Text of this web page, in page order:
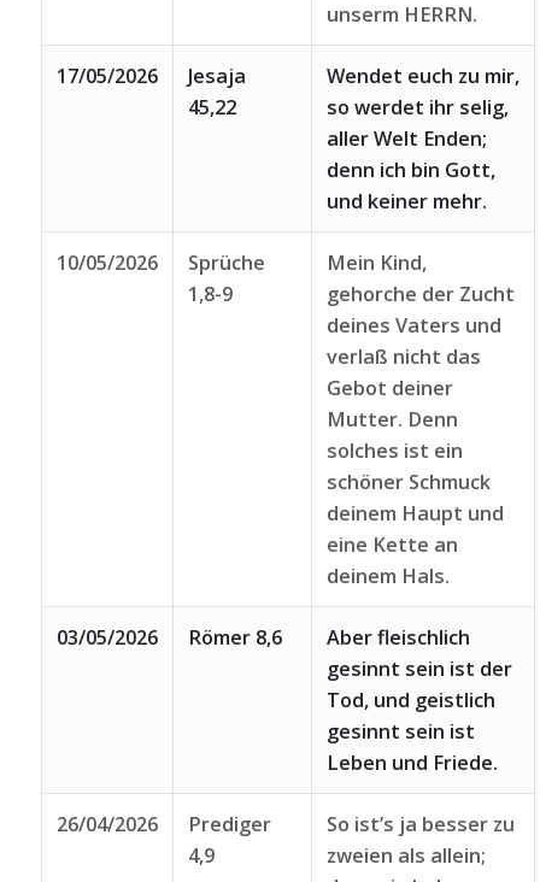
unserm HERRN.
17/05/2026
Jesaja
45,22
Wendet euch zu mir,
so werdet ihr selig,
aller Welt Enden;
denn ich bin Gott,
und keiner mehr.
10/05/2026
Sprüche
1,8-9
Mein Kind,
gehorche der Zucht
deines Vaters und
verlaß nicht das
Gebot deiner
Mutter. Denn
solches ist ein
schöner Schmuck
deinem Haupt und
eine Kette an
deinem Hals.
03/05/2026 Römer 8,6
Aber fleischlich
gesinnt sein ist der
Tod, und geistlich
gesinnt sein ist
Leben und Friede.
26/04/2026
Prediger
4,9
So ist’s ja besser zu
zweien als allein;